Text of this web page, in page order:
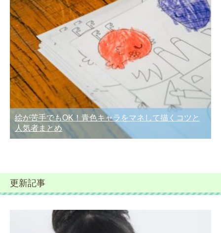
絵が苦手でもOK！青色キャラをマネして描くコツと
人気者まとめ
更新記事